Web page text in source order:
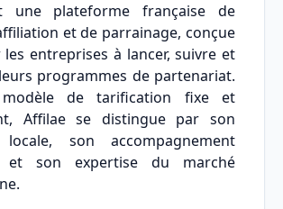
une plateforme française de
et de parrainage, conçue
entreprises à lancer, suivre et
programmes de partenariat.
de tarification fixe et
Affilae se distingue par son
locale, son accompagnement
et son expertise du marché